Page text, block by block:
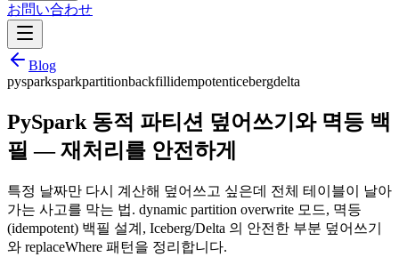
お問い合わせ
Blog
pysparksparkpartitionbackfillidempotenticebergdelta
PySpark 동적 파티션 덮어쓰기와 멱등 백
필 — 재처리를 안전하게
특정 날짜만 다시 계산해 덮어쓰고 싶은데 전체 테이블이 날아
가는 사고를 막는 법. dynamic partition overwrite 모드, 멱등
(idempotent) 백필 설계, Iceberg/Delta 의 안전한 부분 덮어쓰기
와 replaceWhere 패턴을 정리합니다.